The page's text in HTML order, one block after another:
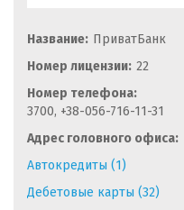
Название: ПриватБанк
Номер лицензии: 22
Номер телефона:
3700, +38-056-716-11-31
Адрес головного офиса:
Автокредиты (1)
Дебетовые карты (32)